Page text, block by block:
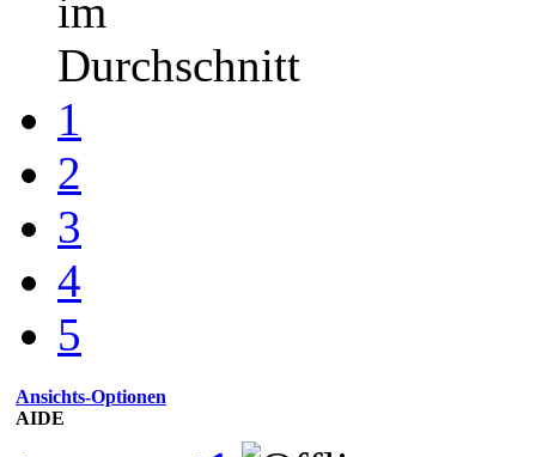
im
Durchschnitt
1
2
3
4
5
Ansichts-Optionen
AIDE